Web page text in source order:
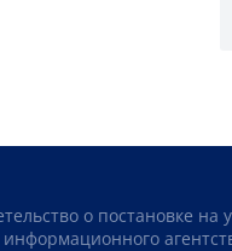
о постановке на